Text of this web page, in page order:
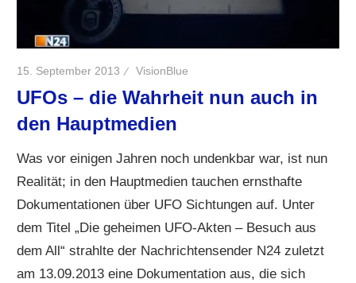
15. September 2013 VisionBlue
UFOs – die Wahrheit nun auch in
den Hauptmedien
Was vor einigen Jahren noch undenkbar war, ist nun
Realität; in den Hauptmedien tauchen ernsthafte
Dokumentationen über UFO Sichtungen auf. Unter
dem Titel „Die geheimen UFO-Akten – Besuch aus
dem All“ strahlte der Nachrichtensender N24 zuletzt
am 13.09.2013 eine Dokumentation aus, die sich